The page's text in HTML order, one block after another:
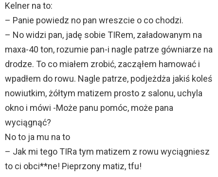
Kelner na to:
– Panie powiedz no pan wreszcie o co chodzi.
– No widzi pan, jadę sobie TIRem, załadowanym na
maxa-40 ton, rozumie pan-i nagle patrze gówniarze na
drodze. To co miałem zrobić, zacząłem hamować i
wpadłem do rowu. Nagle patrze, podjeżdża jakiś koleś
nowiutkim, żółtym matizem prosto z salonu, uchyla
okno i mówi -Może panu pomóc, może pana
wyciągnąć?
No to ja mu na to
– Jak mi tego TIRa tym matizem z rowu wyciągniesz
to ci obci**ne! Pieprzony matiz, tfu!